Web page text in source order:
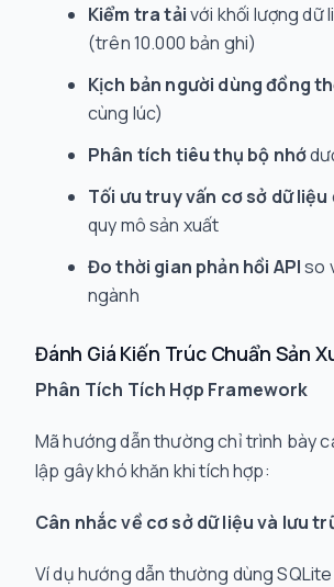
Kiểm tra tảivới khối lượng dữ
(trên 10.000 bản ghi)
Kịch bản người dùng đồng
cùng lúc)
Phân tích tiêu thụ bộ nhớ
Tối ưu truy vấn cơ sở dữ liệu
quy mô sản xuất
Đo thời gian phản hồi APIso
ngành
Đánh Giá Kiến Trúc Chuẩn Sản
Phân Tích Tích Hợp Framework
Mã hướng dẫn thường chỉ trình bày
lập gây khó khăn khi tích hợp:
Cân nhắc về cơ sở dữ liệu và lưu
Ví dụ hướng dẫn thường dùng